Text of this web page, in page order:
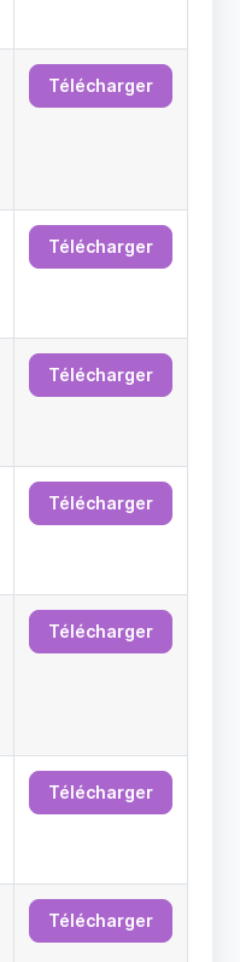
Télécharger
Télécharger
Télécharger
Télécharger
Télécharger
Télécharger
Télécharger